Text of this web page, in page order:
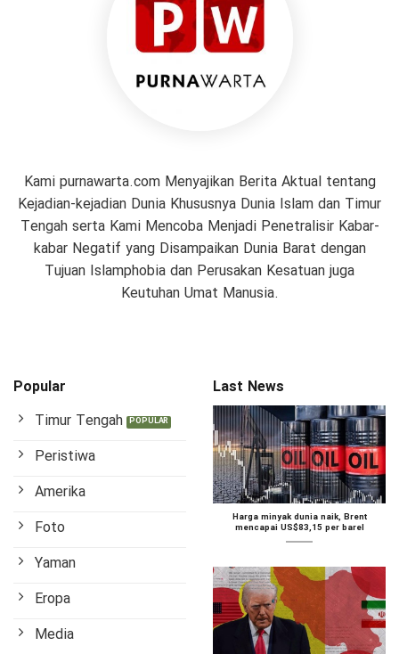
Kami purnawarta.com Menyajikan Berita Aktual tentang
Kejadian-kejadian Dunia Khususnya Dunia Islam dan Timur
Tengah serta Kami Mencoba Menjadi Penetralisir Kabar-
kabar Negatif yang Disampaikan Dunia Barat dengan
Tujuan Islamphobia dan Perusakan Kesatuan juga
Keutuhan Umat Manusia.
Popular
Timur Tengah
Peristiwa
Amerika
Foto
Yaman
Eropa
Media
Last News
Harga minyak dunia naik, Brent
mencapai US$83,15 per barel